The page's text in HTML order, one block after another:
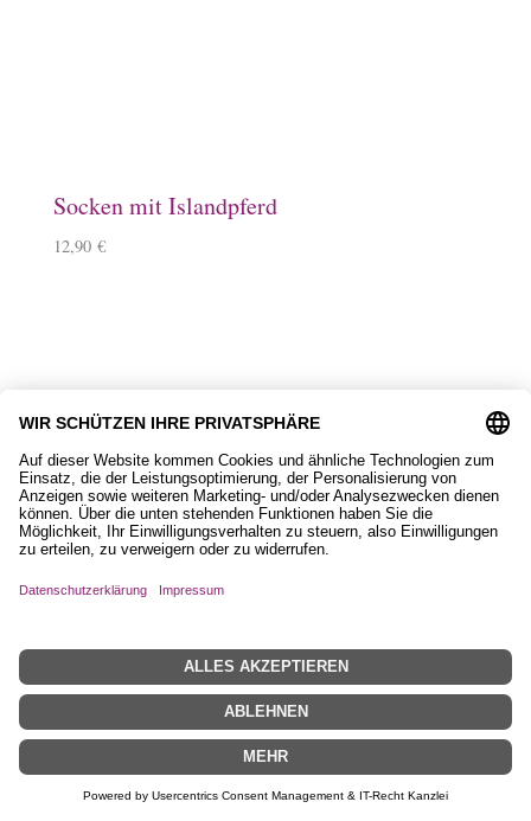
Socken mit Islandpferd
12,90 €
Tischset mit Islandpferd
6,50€